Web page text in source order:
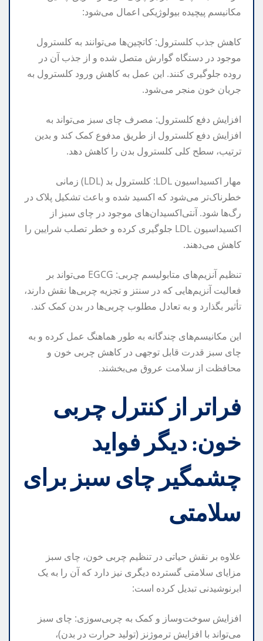
مکانیسم پیچیده بیولوژیکی اعمال می‌شود:
کاهش جذب کلسترول: کاتچین‌ها می‌توانند به کلسترول
موجود در دستگاه گوارش متصل شده و از جذب آن در
روده جلوگیری کنند. این عمل به کاهش ورود کلسترول به
جریان خون منجر می‌شود.
افزایش دفع کلسترول: مصرف چای سبز می‌تواند به
افزایش دفع کلسترول از طریق مدفوع کمک کند و بدین
ترتیب، سطح کلی کلسترول بدن را کاهش دهد.
مهار اکسیداسیون LDL: کلسترول بد (LDL) زمانی
خطرناک‌تر می‌شود که اکسید شده و باعث تشکیل پلاک در
رگ‌ها شود. آنتی‌اکسیدان‌های موجود در چای سبز از
اکسیداسیون LDL جلوگیری کرده و خطر تصلب شرایین را
کاهش می‌دهند.
تنظیم آنزیم‌های متابولیسم چربی: EGCG می‌تواند بر
فعالیت آنزیم‌هایی که در سنتز و تجزیه چربی‌ها نقش دارند،
تأثیر بگذارد و به تعادل مطلوب چربی‌ها در بدن کمک کند.
این مکانیسم‌های چندگانه به طور هماهنگ عمل کرده و به
چای سبز قدرت قابل توجهی در کاهش چربی خون و
محافظت از سلامت عروق می‌بخشند.
فراتر از کنترل چربی
خون: دیگر فواید
چشمگیر چای سبز برای
سلامتی
علاوه بر نقش حیاتی در تنظیم چربی خون، چای سبز
مزایای سلامتی گسترده دیگری نیز دارد که آن را به یک
ابرنوشیدنی تبدیل کرده است:
افزایش سوخت‌وساز و کمک به چربی‌سوزی: چای سبز
می‌تواند با افزایش ترموژنز (تولید حرارت در بدن)،